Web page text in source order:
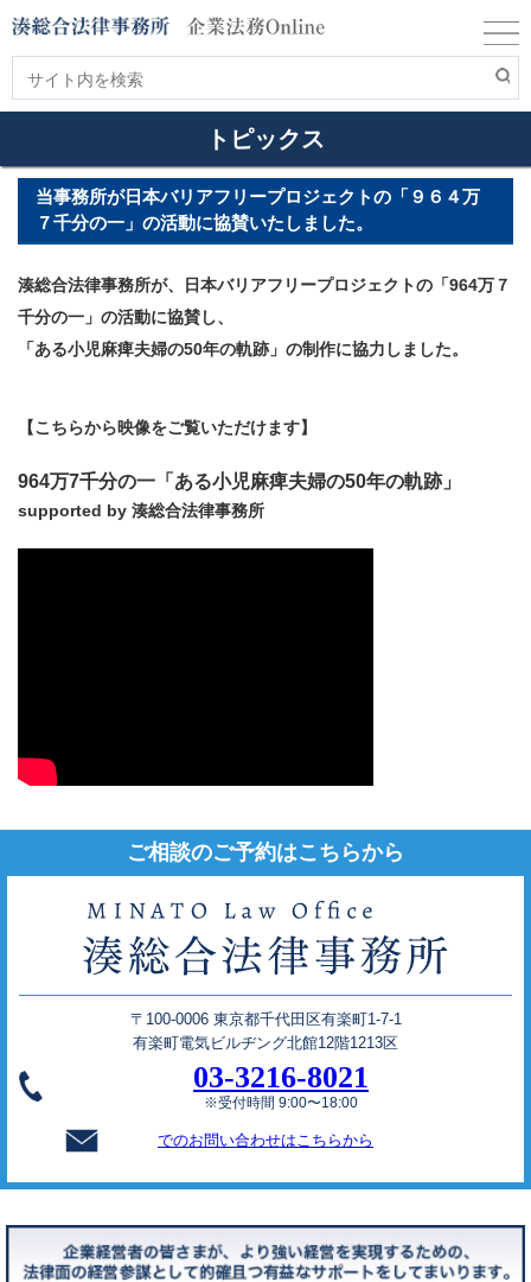
トピックス
当事務所が日本バリアフリープロジェクトの「９６４万
７千分の一」の活動に協賛いたしました。
湊総合法律事務所が、日本バリアフリープロジェクトの「964万７
千分の一」の活動に協賛し、
「ある小児麻痺夫婦の50年の軌跡」の制作に協力しました。
【こちらから映像をご覧いただけます】
964万7千分の一「ある小児麻痺夫婦の50年の軌跡」
supported by 湊総合法律事務所
ご相談のご予約はこちらから
〒100-0006 東京都千代田区有楽町1-7-1
有楽町電気ビルヂング北館12階1213区
03-3216-8021
※受付時間 9:00〜18:00
でのお問い合わせはこちらから